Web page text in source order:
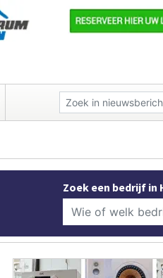
Zoek een bedrijf in